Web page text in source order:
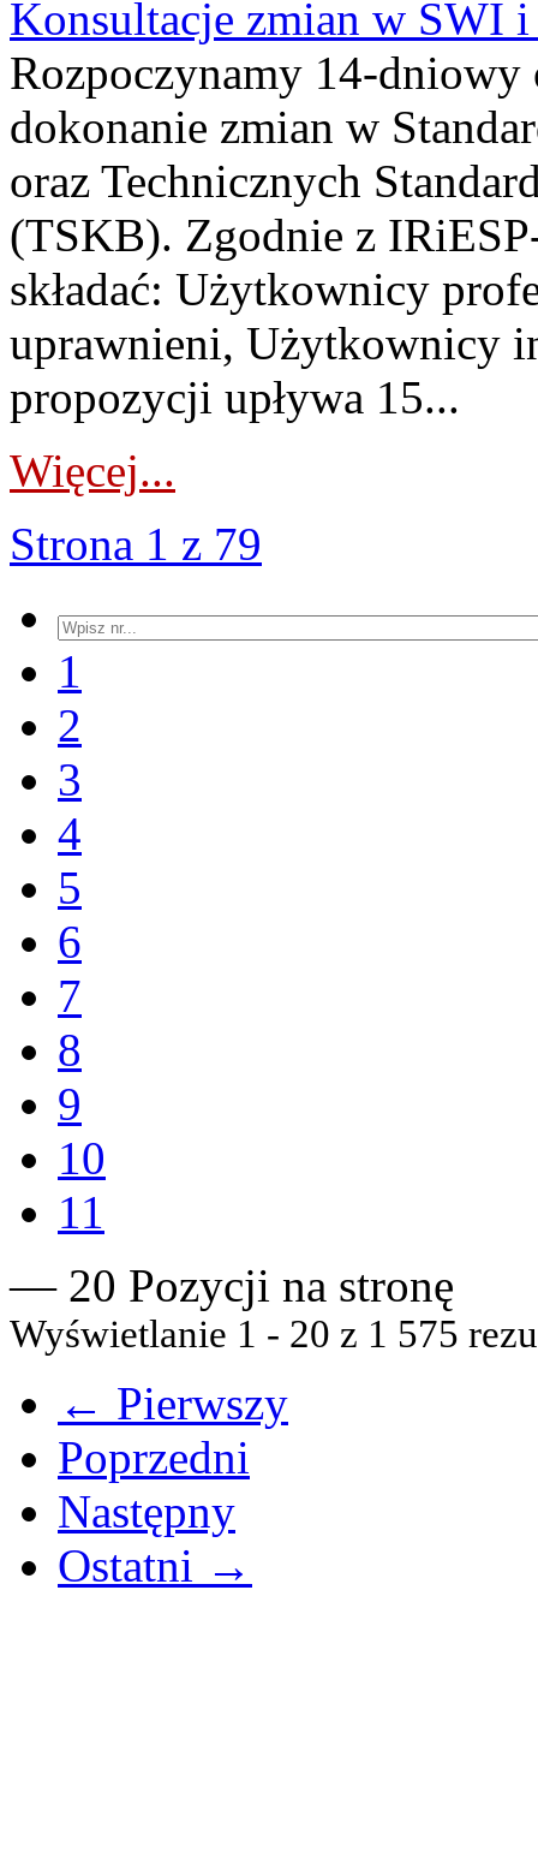
Konsultacje zmian w SWI
Rozpoczynamy 14-
dokonanie zmian w
oraz Technicznych
(TSKB). Zgodnie z
składać: Użytkownicy
uprawnieni, Użytkownicy
propozycji upływa 15...
Więcej...
Strona 1 z 79
1
2
3
4
5
6
7
8
9
10
11
— 20 Pozycji na stronę
Wyświetlanie 1 - 20 z 1 575
← Pierwszy
Poprzedni
Następny
Ostatni →